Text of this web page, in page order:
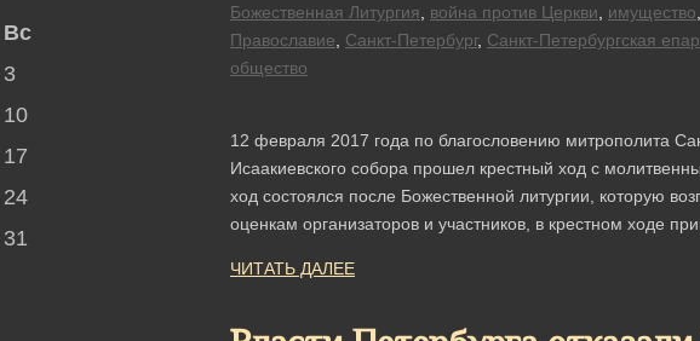
Божественная Литургия, война против Церкви, имущество,
Православие, Санкт-Петербург, Санкт-Петербургская
общество
12 февраля 2017 года по благословению митрополита
Исаакиевского собора прошел крестный ход с
ход состоялся после Божественной литургии, которую
оценкам организаторов и участников, в крестном ходе
ЧИТАТЬ ДАЛЕЕ
Вс
3
10
17
24
31